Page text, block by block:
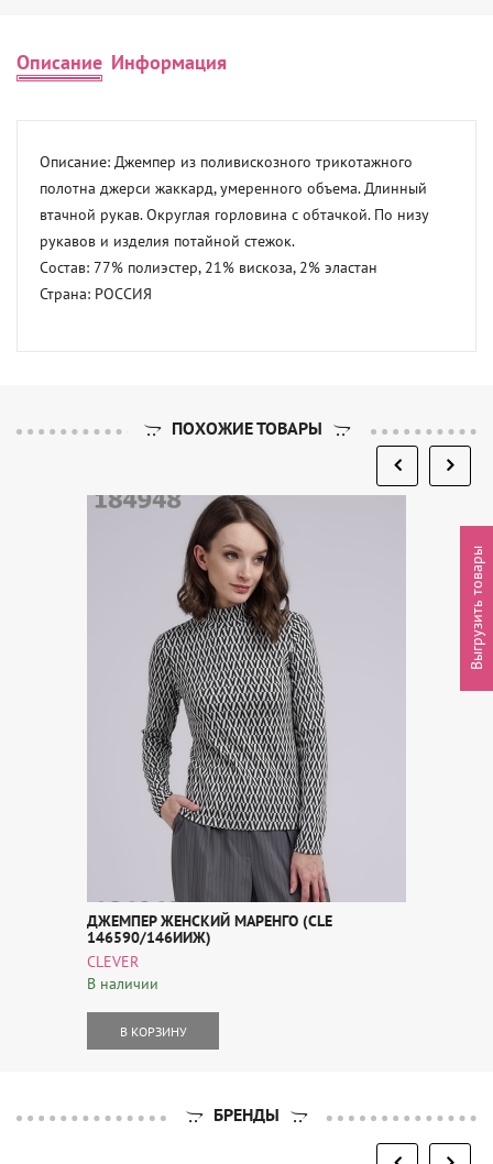
Описание Информация
Описание: Джемпер из поливискозного трикотажного
полотна джерси жаккард, умеренного объема. Длинный
втачной рукав. Округлая горловина с обтачкой. По низу
рукавов и изделия потайной стежок.
Состав: 77% полиэстер, 21% вискоза, 2% эластан
Страна: РОССИЯ
ПОХОЖИЕ ТОВАРЫ
ДЖЕМПЕР ЖЕНСКИЙ МАРЕНГО (CLE
146590/146ИИЖ)
CLEVER
В наличии
В КОРЗИНУ
БРЕНДЫ
Выгрузить товары